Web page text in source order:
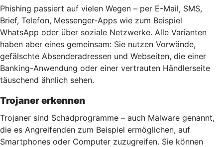
Phishing passiert auf vielen Wegen – per E-Mail, SMS,
Brief, Telefon, Messenger-Apps wie zum Beispiel
WhatsApp oder über soziale Netzwerke. Alle Varianten
haben aber eines gemeinsam: Sie nutzen Vorwände,
gefälschte Absenderadressen und Webseiten, die einer
Banking-Anwendung oder einer vertrauten Händlerseite
täuschend ähnlich sehen.
Trojaner erkennen
Trojaner sind Schadprogramme – auch Malware genannt,
die es Angreifenden zum Beispiel ermöglichen, auf
Smartphones oder Computer zuzugreifen. Sie können